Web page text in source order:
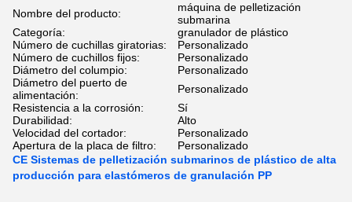
Nombre del producto:
máquina de pelletización
submarina
Categoría:
granulador de plástico
Número de cuchillas giratorias:
Personalizado
Número de cuchillos fijos:
Personalizado
Diámetro del columpio:
Personalizado
Diámetro del puerto de
alimentación:
Personalizado
Resistencia a la corrosión:
Sí
Durabilidad:
Alto
Velocidad del cortador:
Personalizado
Apertura de la placa de filtro:
Personalizado
CE Sistemas de pelletización submarinos de plástico de alta
producción para elastómeros de granulación PP